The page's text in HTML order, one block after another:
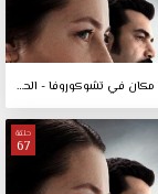
مسلسل كان يا مكان في تشوكوروفا - الحلقة 69
حلقة
67